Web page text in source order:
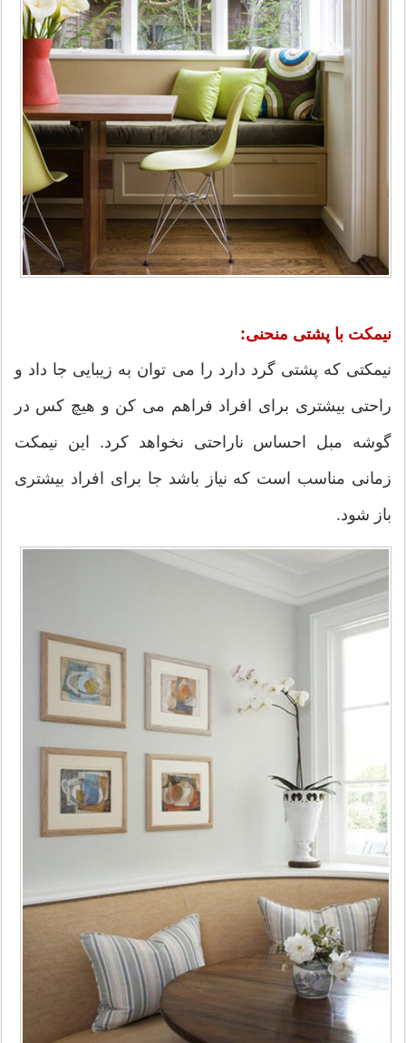
نیمکت با پشتی منحنی:
نیمکتی که پشتی گرد دارد را می توان به زیبایی جا داد و
راحتی بیشتری برای افراد فراهم می کن و هیچ کس در
گوشه مبل احساس ناراحتی نخواهد کرد. این نیمکت
زمانی مناسب است که نیاز باشد جا برای افراد بیشتری
باز شود.